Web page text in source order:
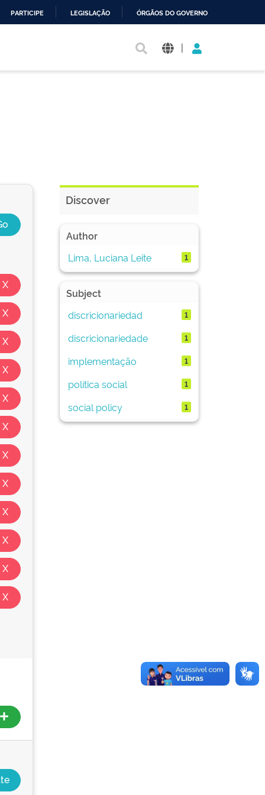
PARTICIPE LEGISLAÇÃO ÓRGÃOS DO GOVERNO
|
Discover
Author
Lima, Luciana Leite
1
Subject
discricionariedad
1
discricionariedade 1
implementação 1
política social 1
social policy 1